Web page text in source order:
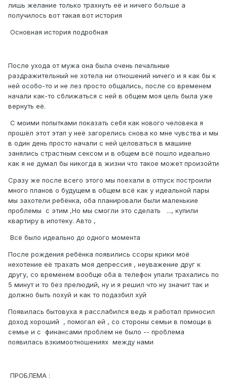
лишь желание только трахнуть её и ничего больше а
получилось вот такая вот история
Основная история подробная
После ухода от мужа она была очень печальные
раздражительный не хотела ни отношений ничего и я как бы к
ней особо-то и не лез просто общались, после со временем
начали как-то сближаться с ней в общем моя цель была уже
вернуть её.
С моими попытками показать себя как нового человека я
прошёл этот этап у неё загорелись снова ко мне чувства и мы
в один день просто начали с ней целоваться в машине
занялись страстным сексом и в общем всё пошло идеально
как я не думал бы никогда в жизни что такое может произойти
Сразу же после всего этого мы поехали в отпуск построили
много планов о будущем в общем всё как у идеальной пары
мы захотели ребёнка, оба планировали были маленькие
проблемы с этим ,Но мы смогли это сделать ..., купили
квартиру в ипотеку. Авто ,
Всё было идеально до одного момента
После рождения ребёнка появились ссоры крики моё
нехотение её трахать моя депрессия , неуважение друг к
другу, со временем вообще оба в телефон упали трахались по
5 минут и то без прелюдий, ну и я решил что ну значит так и
должно быть похуй и как то подазбил хуй
Появилась бытовуха я расслабился ведь я работал приносил
доход хороший , помогал ей , со стороны семьи в помощи в
семье и с финансами проблем не было -- проблема
появилась взкимоотношениях между нами
ПРОБЛЕМА :